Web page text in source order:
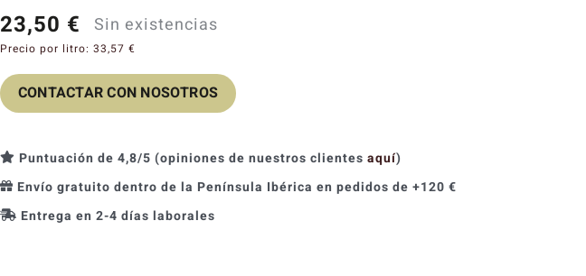
23,50 € Sin existencias
Precio por litro: 33,57 €
CONTACTAR CON NOSOTROS
Puntuación de 4,8/5 (opiniones de nuestros clientes aquí)
Envío gratuito dentro de la Península Ibérica en pedidos de +120 €
Entrega en 2-4 días laborales